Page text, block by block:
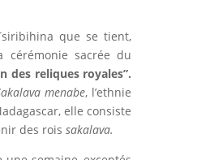
que se tient,
sacrée du
des reliques royales”.
menabe, l’ethnie
elle consiste
des rois sakalava.